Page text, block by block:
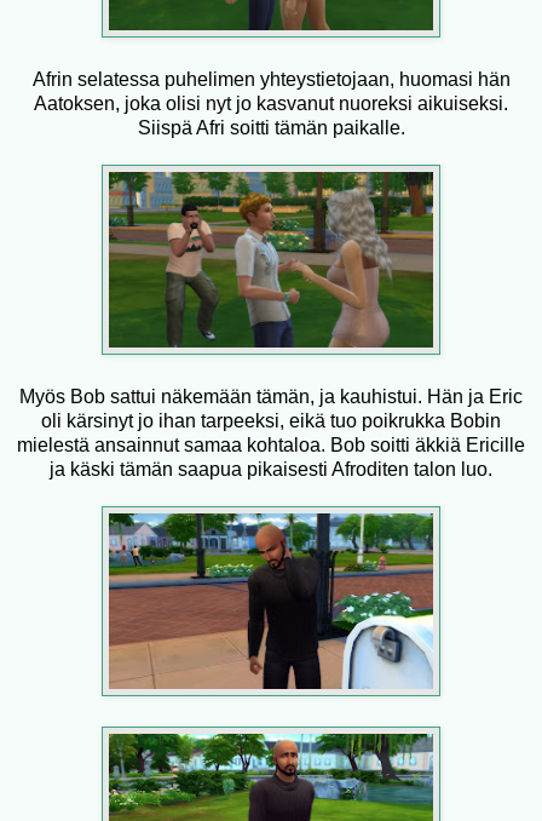
Afrin selatessa puhelimen yhteystietojaan, huomasi hän
Aatoksen, joka olisi nyt jo kasvanut nuoreksi aikuiseksi.
Siispä Afri soitti tämän paikalle.
Myös Bob sattui näkemään tämän, ja kauhistui. Hän ja Eric
oli kärsinyt jo ihan tarpeeksi, eikä tuo poikrukka Bobin
mielestä ansainnut samaa kohtaloa. Bob soitti äkkiä Ericille
ja käski tämän saapua pikaisesti Afroditen talon luo.